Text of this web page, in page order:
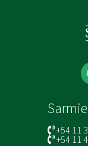
+54 11
+54 11